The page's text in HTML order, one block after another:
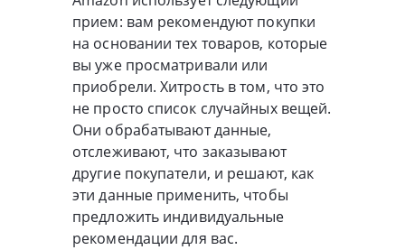
прием: вам рекомендуют покупки
на основании тех товаров, которые
вы уже просматривали или
приобрели. Хитрость в том, что это
не просто список случайных вещей.
Они обрабатывают данные,
отслеживают, что заказывают
другие покупатели, и решают, как
эти данные применить, чтобы
предложить индивидуальные
рекомендации для вас.